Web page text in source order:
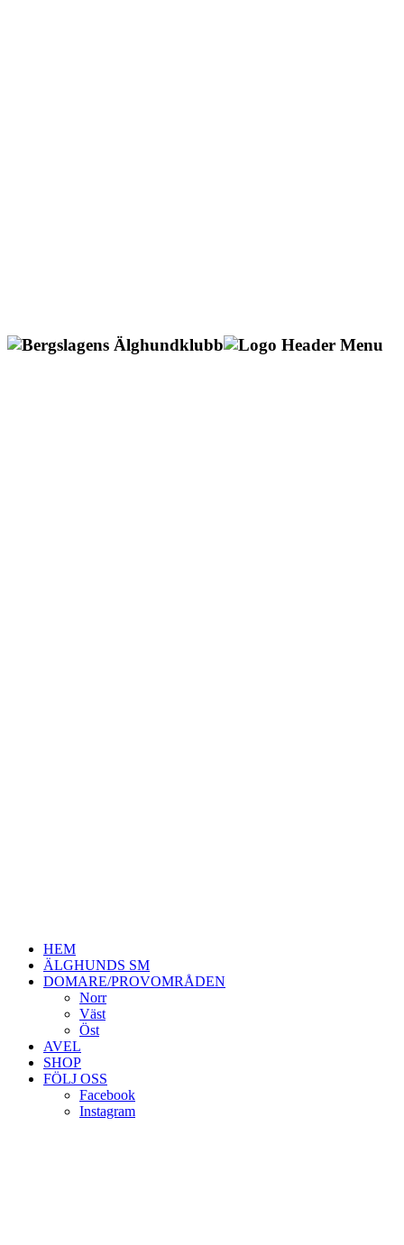
HEM
ÄLGHUNDS SM
DOMARE/PROVOMRÅDEN
Norr
Väst
Öst
AVEL
SHOP
FÖLJ OSS
Facebook
Instagram